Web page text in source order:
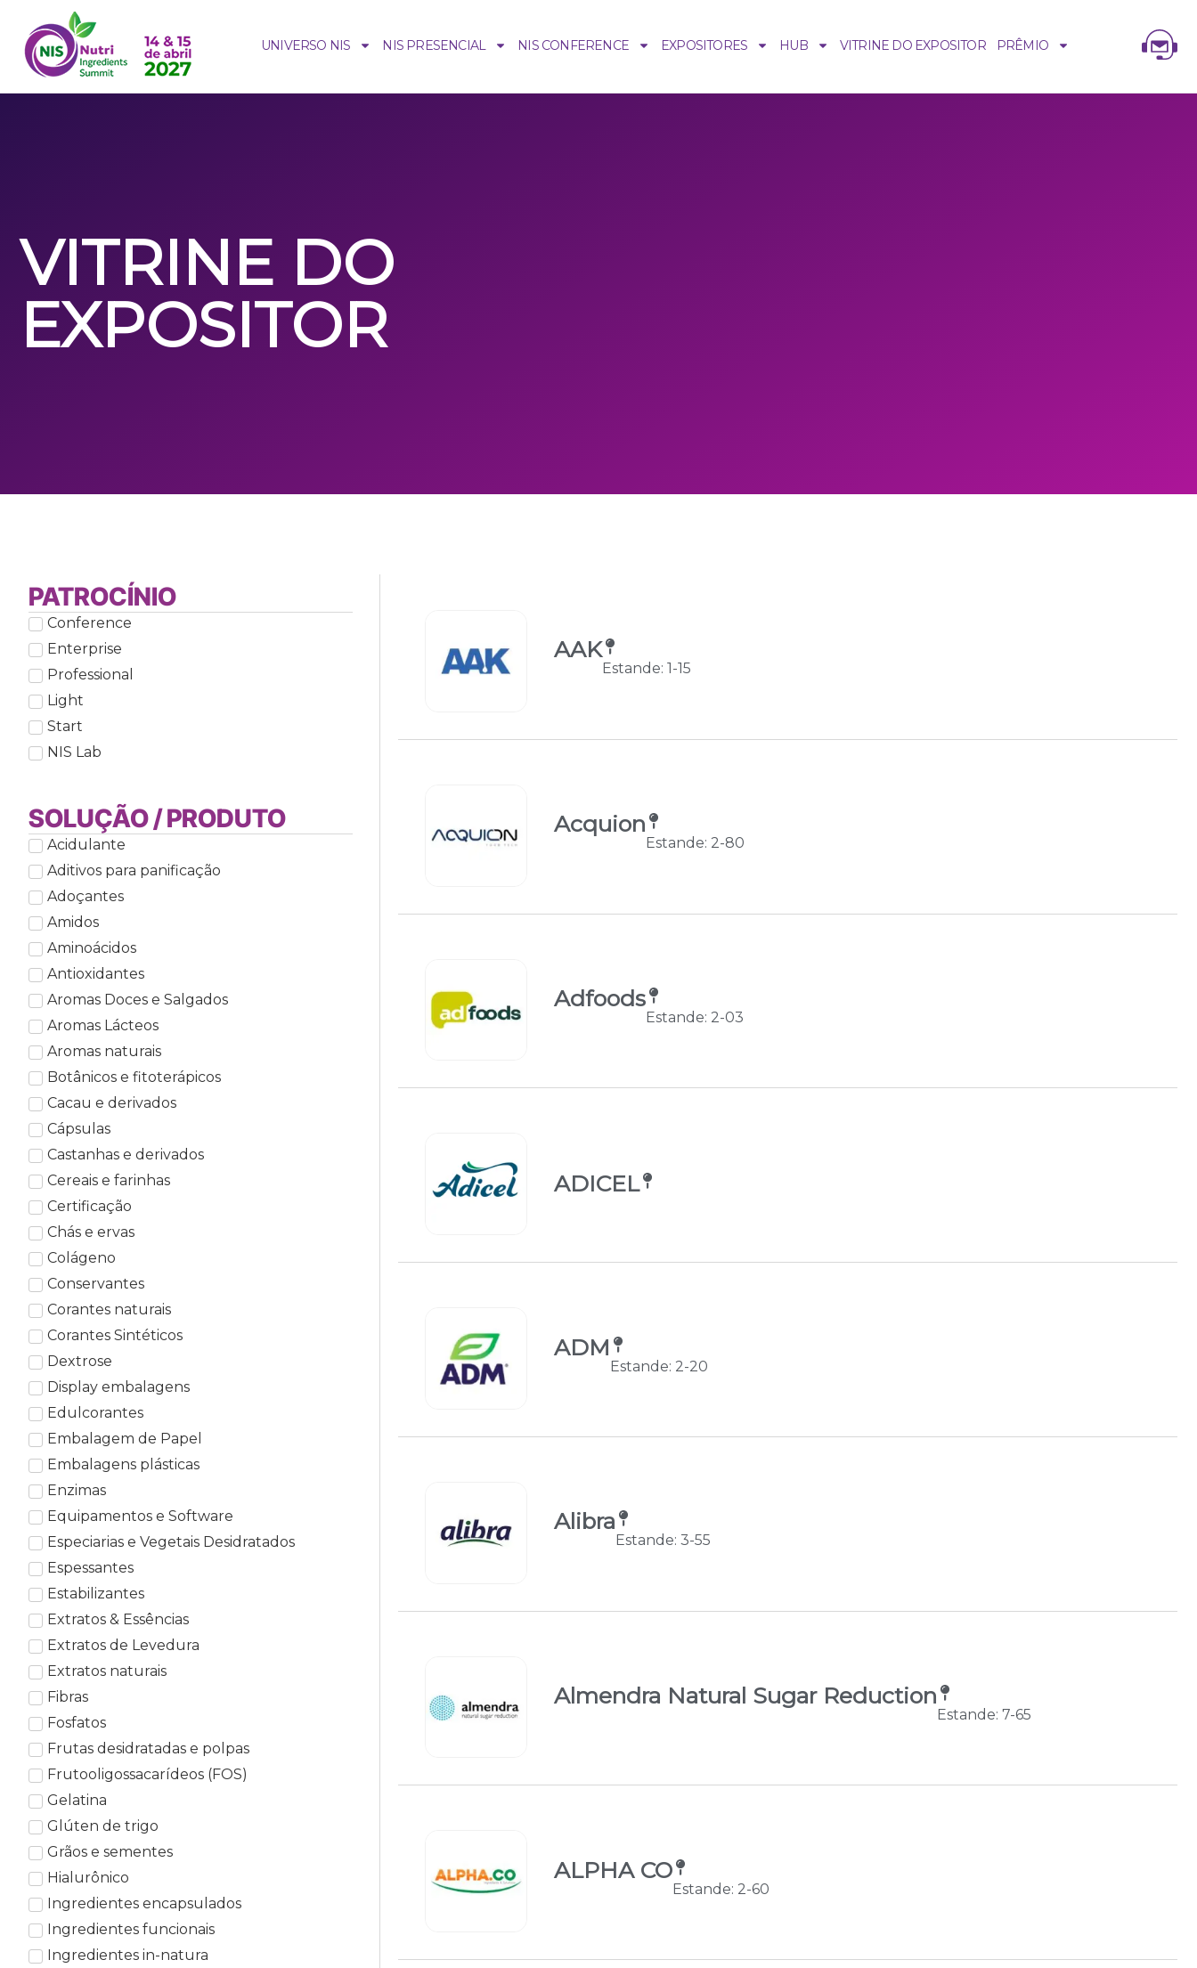
UNIVERSO NIS NIS PRESENCIAL NIS CONFERENCE EXPOSITORES HUB VITRINE DO EXPOSITOR PRÊMIO
VITRINE DO
EXPOSITOR
PATROCÍNIO
Conference
Enterprise
Professional
Light
Start
NIS Lab
SOLUÇÃO / PRODUTO
Acidulante
Aditivos para panificação
Adoçantes
Amidos
Aminoácidos
Antioxidantes
Aromas Doces e Salgados
Aromas Lácteos
Aromas naturais
Botânicos e fitoterápicos
Cacau e derivados
Cápsulas
Castanhas e derivados
Cereais e farinhas
Certificação
Chás e ervas
Colágeno
Conservantes
Corantes naturais
Corantes Sintéticos
Dextrose
Display embalagens
Edulcorantes
Embalagem de Papel
Embalagens plásticas
Enzimas
Equipamentos e Software
Especiarias e Vegetais Desidratados
Espessantes
Estabilizantes
Extratos & Essências
Extratos de Levedura
Extratos naturais
Fibras
Fosfatos
Frutas desidratadas e polpas
Frutooligossacarídeos (FOS)
Gelatina
Glúten de trigo
Grãos e sementes
Hialurônico
Ingredientes encapsulados
Ingredientes funcionais
Ingredientes in-natura
AAK
Estande: 1-15
Acquion
Estande: 2-80
Adfoods
Estande: 2-03
ADICEL
ADM
Estande: 2-20
Alibra
Estande: 3-55
Almendra Natural Sugar Reduction
Estande: 7-65
ALPHA CO
Estande: 2-60